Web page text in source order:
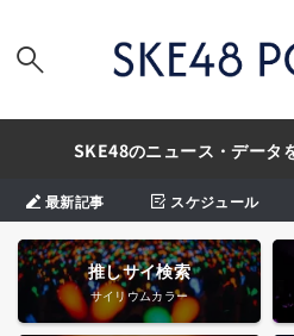
SKE48のニュース・データ
最新記事 スケジュール
推しサイ検索
サイリウムカラー